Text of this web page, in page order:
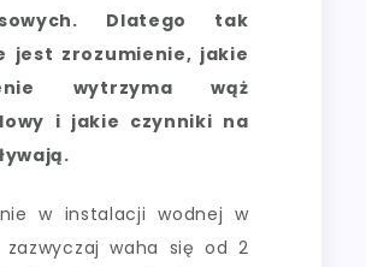
Dlatego tak
jest zrozumienie, jakie
wytrzyma wąż
i jakie czynniki na
w instalacji wodnej w
zazwyczaj waha się od 2